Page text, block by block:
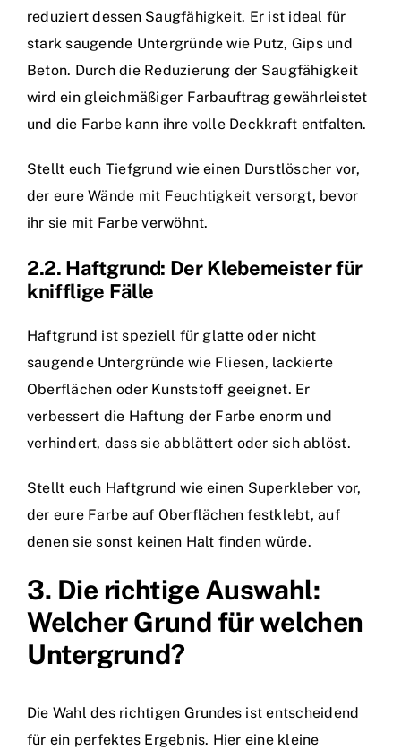
reduziert dessen Saugfähigkeit. Er ist ideal für
stark saugende Untergründe wie Putz, Gips und
Beton. Durch die Reduzierung der Saugfähigkeit
wird ein gleichmäßiger Farbauftrag gewährleistet
und die Farbe kann ihre volle Deckkraft entfalten.
Stellt euch Tiefgrund wie einen Durstlöscher vor,
der eure Wände mit Feuchtigkeit versorgt, bevor
ihr sie mit Farbe verwöhnt.
2.2. Haftgrund: Der Klebemeister für
knifflige Fälle
Haftgrund ist speziell für glatte oder nicht
saugende Untergründe wie Fliesen, lackierte
Oberflächen oder Kunststoff geeignet. Er
verbessert die Haftung der Farbe enorm und
verhindert, dass sie abblättert oder sich ablöst.
Stellt euch Haftgrund wie einen Superkleber vor,
der eure Farbe auf Oberflächen festklebt, auf
denen sie sonst keinen Halt finden würde.
3. Die richtige Auswahl:
Welcher Grund für welchen
Untergrund?
Die Wahl des richtigen Grundes ist entscheidend
für ein perfektes Ergebnis. Hier eine kleine